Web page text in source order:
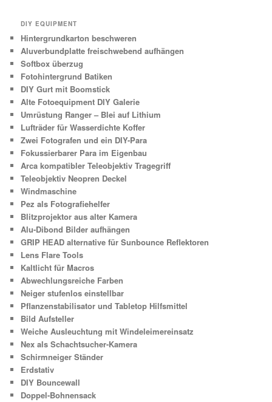
DIY EQUIPMENT
Hintergrundkarton beschweren
Aluverbundplatte freischwebend aufhängen
Softbox überzug
Fotohintergrund Batiken
DIY Gurt mit Boomstick
Alte Fotoequipment DIY Galerie
Umrüstung Ranger – Blei auf Lithium
Lufträder für Wasserdichte Koffer
Zwei Fotografen und ein DIY-Para
Fokussierbarer Para im Eigenbau
Arca kompatibler Teleobjektiv Tragegriff
Teleobjektiv Neopren Deckel
Windmaschine
Pez als Fotografiehelfer
Blitzprojektor aus alter Kamera
Alu-Dibond Bilder aufhängen
GRIP HEAD alternative für Sunbounce Reflektoren
Lens Flare Tools
Kaltlicht für Macros
Abwechlungsreiche Farben
Neiger stufenlos einstellbar
Pflanzenstabilisator und Tabletop Hilfsmittel
Bild Aufsteller
Weiche Ausleuchtung mit Windeleimereinsatz
Nex als Schachtsucher-Kamera
Schirmneiger Ständer
Erdstativ
DIY Bouncewall
Doppel-Bohnensack